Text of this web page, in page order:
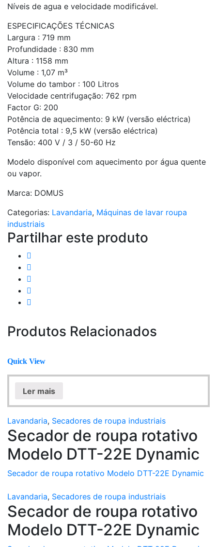
Níveis de agua e velocidade modificável.
ESPECIFICAÇÕES TÉCNICAS
Largura : 719 mm
Profundidade : 830 mm
Altura : 1158 mm
Volume : 1,07 m³
Volume do tambor : 100 Litros
Velocidade centrifugação: 762 rpm
Factor G: 200
Potência de aquecimento: 9 kW (versão eléctrica)
Potência total : 9,5 kW (versão eléctrica)
Tensão: 400 V / 3 / 50-60 Hz
Modelo disponível com aquecimento por água quente
ou vapor.
Marca: DOMUS
Categorias: Lavandaria, Máquinas de lavar roupa
industriais
Partilhar este produto
Produtos Relacionados
Quick View
Ler mais
Lavandaria, Secadores de roupa industriais
Secador de roupa rotativo
Modelo DTT-22E Dynamic
Secador de roupa rotativo Modelo DTT-22E Dynamic
Lavandaria, Secadores de roupa industriais
Secador de roupa rotativo
Modelo DTT-22E Dynamic